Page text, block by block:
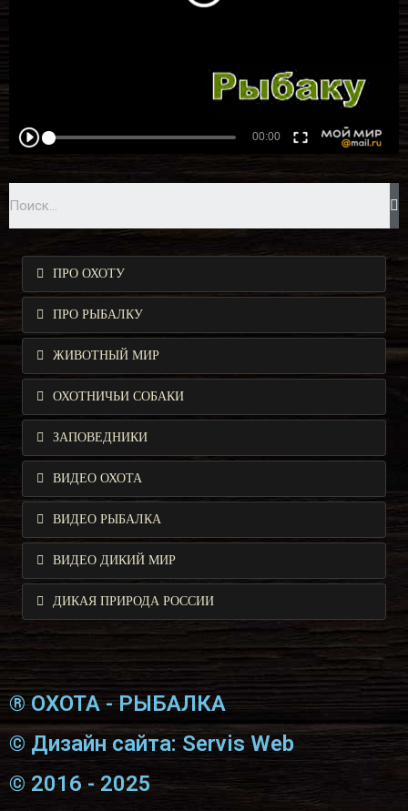
ПРО ОХОТУ
ПРО РЫБАЛКУ
ЖИВОТНЫЙ МИР
ОХОТНИЧЬИ СОБАКИ
ЗАПОВЕДНИКИ
ВИДЕО ОХОТА
ВИДЕО РЫБАЛКА
ВИДЕО ДИКИЙ МИР
ДИКАЯ ПРИРОДА РОССИИ
® ОХОТА - РЫБАЛКА
© Дизайн сайта: Servis Web
© 2016 - 2025